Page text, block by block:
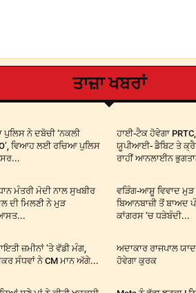
ਤਾਜ਼ਾ ਖਬਰਾਂ
ਪੁਲਿਸ ਨੇ ਦਬੋਚੀ ‘ਨਕਲੀ
ਵਿਆਹ ਲਈ ਰਚਿਆ ਪੁਲਿਸ
ਹਾਈ-ਟੈਕ ਹੋਵੇਗਾ PRTC,
ਯੂਪੀਆਈ- ਡੈਬਿਟ ਤੇ
ਰਾਹੀਂ ਆਨਲਾਈਨ
ਮੰਤਰੀ ਮੋਦੀ ਨਾਲ ਸੁਖਬੀਰ
ਦੀ ਮਿਲਣੀ ਨੇ ਮੁੜ
ਵੜਿੰਗ-ਆਸ਼ੂ ਵਿਵਾਦ ਮੁੜ
ਬਿਆਨਬਾਜ਼ੀ ਤੋਂ ਬਾਅਦ
ਕਾਂਗਰਸ ’ਚ ਧੜੇਬੰਦੀ...
ਜ਼ਮੀਨਾਂ ’ਤੇ ਵੱਡੀ ਮੰਗ,
ਸੰਧਵਾਂ ਨੇ CM ਮਾਨ ਅੱਗੇ...
ਅਦਾਕਾਰ ਰਾਜਪਾਲ
ਹੋਵੇਗਾ ਕੁਰਕ